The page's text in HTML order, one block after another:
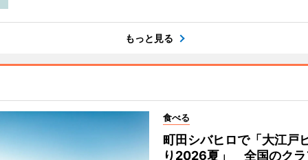
もっと見る
食べる
町田シバヒロで「大江戸
り2026夏」 全国のクラ